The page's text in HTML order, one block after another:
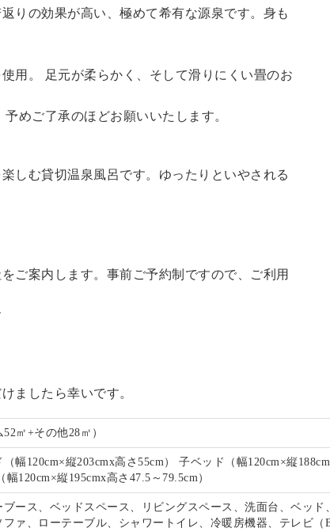
りの効果が高い、極めて希有な源泉です。身も
用。 足元が柔らかく、そして滑りにくい畳のお
めご了承のほどお願いいたします。
しむ貸切温泉風呂です。ゆったりといやされる
ご案内します。事前ご予約制ですので、ご利用
ましたら幸いです。
㎡+その他28㎡）
幅120cm×縦203cmx高さ55cm） 子ベッド（幅120cm×縦
120cm×縦195cmx高さ47.5～79.5cm）
ース、ベッドスペース、リビングスペース、洗面台、ベッド
ァ、ローテーブル、シャワートイレ、冷暖房機器、テレビ（